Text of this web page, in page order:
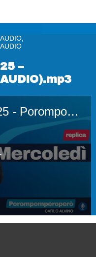
–
Replica del 23/07/2025 - Porompompropero' (AUDIO).mp3